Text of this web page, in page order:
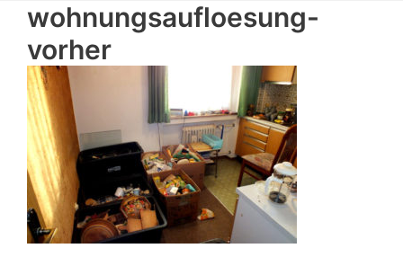
wohnungsaufloesung-
vorher